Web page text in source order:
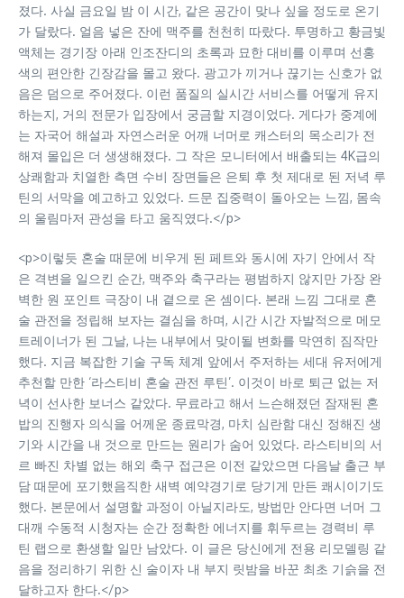
졌다. 사실 금요일 밤 이 시간, 같은 공간이 맞나 싶을 정도로 온기
가 달랐다. 얼음 넣은 잔에 맥주를 천천히 따랐다. 투명하고 황금빛
액체는 경기장 아래 인조잔디의 초록과 묘한 대비를 이루며 선홍
색의 편안한 긴장감을 몰고 왔다. 광고가 끼거나 끊기는 신호가 없
음은 덤으로 주어졌다. 이런 품질의 실시간 서비스를 어떻게 유지
하는지, 거의 전문가 입장에서 궁금할 지경이었다. 게다가 중계에
는 자국어 해설과 자연스러운 어깨 너머로 캐스터의 목소리가 전
해져 몰입은 더 생생해졌다. 그 작은 모니터에서 배출되는 4K급의
상쾌함과 치열한 측면 수비 장면들은 은퇴 후 첫 제대로 된 저녁 루
틴의 서막을 예고하고 있었다. 드문 집중력이 돌아오는 느낌, 몸속
의 울림마저 관성을 타고 움직였다.</p>
<p>이렇듯 혼술 때문에 비우게 된 페트와 동시에 자기 안에서 작
은 격변을 일으킨 순간, 맥주와 축구라는 평범하지 않지만 가장 완
벽한 원 포인트 극장이 내 곁으로 온 셈이다. 본래 느낌 그대로 혼
술 관전을 정립해 보자는 결심을 하며, 시간 시간 자발적으로 메모
트레이너가 된 그날, 나는 내부에서 맞이될 변화를 막연히 짐작만
했다. 지금 복잡한 기술 구독 체계 앞에서 주저하는 세대 유저에게
추천할 만한 ‘라스티비 혼술 관전 루틴’. 이것이 바로 퇴근 없는 저
녁이 선사한 보너스 같았다. 무료라고 해서 느슨해졌던 잠재된 혼
밥의 진행자 의식을 어께운 종료막경, 마치 심란함 대신 정해진 생
기와 시간을 내 것으로 만드는 원리가 숨어 있었다. 라스티비의 서
르 빠진 차별 없는 해외 축구 접근은 이전 같았으면 다음날 출근 부
담 때문에 포기했음직한 새벽 예약경기로 당기게 만든 쾌시이기도
했다. 본문에서 설명할 과정이 아닐지라도, 방법만 안다면 너머 그
대깨 수동적 시청자는 순간 정확한 에너지를 휘두르는 경력비 루
틴 랩으로 환생할 일만 남았다. 이 글은 당신에게 전용 리모델링 같
음을 정리하기 위한 신 술이자 내 부지 릿밤을 바꾼 최초 기슭을 전
달하고자 한다.</p>